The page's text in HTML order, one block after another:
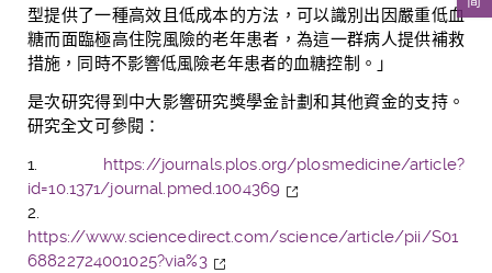
型提供了一種高效且低成本的方法，可以識別出因嚴重低血
糖而面臨極高住院風險的老年患者，為這一群病人提供補救
措施，同時不影響低風險老年患者的血糖控制。」
是次研究得到中大影響研究獎學金計劃和其他資金的支持。
研究全文可參閱：
1. https://journals.plos.org/plosmedicine/article?
id=10.1371/journal.pmed.1004369
2.
https://www.sciencedirect.com/science/article/pii/S01
68822724001025?via%3